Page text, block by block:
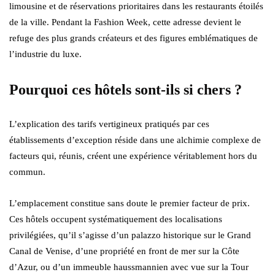
limousine et de réservations prioritaires dans les restaurants étoilés
de la ville. Pendant la Fashion Week, cette adresse devient le
refuge des plus grands créateurs et des figures emblématiques de
l’industrie du luxe.
Pourquoi ces hôtels sont-ils si chers ?
L’explication des tarifs vertigineux pratiqués par ces
établissements d’exception réside dans une alchimie complexe de
facteurs qui, réunis, créent une expérience véritablement hors du
commun.
L’emplacement constitue sans doute le premier facteur de prix.
Ces hôtels occupent systématiquement des localisations
privilégiées, qu’il s’agisse d’un palazzo historique sur le Grand
Canal de Venise, d’une propriété en front de mer sur la Côte
d’Azur, ou d’un immeuble haussmannien avec vue sur la Tour